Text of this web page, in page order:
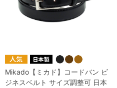
Mikado【ミカド】コードバン ビ
ジネスベルト サイズ調整可 日本